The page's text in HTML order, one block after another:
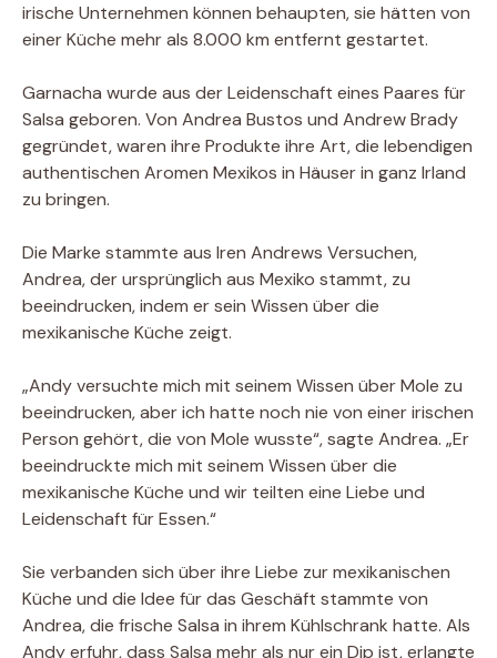
irische Unternehmen können behaupten, sie hätten von
einer Küche mehr als 8.000 km entfernt gestartet.
Garnacha wurde aus der Leidenschaft eines Paares für
Salsa geboren. Von Andrea Bustos und Andrew Brady
gegründet, waren ihre Produkte ihre Art, die lebendigen
authentischen Aromen Mexikos in Häuser in ganz Irland
zu bringen.
Die Marke stammte aus Iren Andrews Versuchen,
Andrea, der ursprünglich aus Mexiko stammt, zu
beeindrucken, indem er sein Wissen über die
mexikanische Küche zeigt.
„Andy versuchte mich mit seinem Wissen über Mole zu
beeindrucken, aber ich hatte noch nie von einer irischen
Person gehört, die von Mole wusste“, sagte Andrea. „Er
beeindruckte mich mit seinem Wissen über die
mexikanische Küche und wir teilten eine Liebe und
Leidenschaft für Essen.“
Sie verbanden sich über ihre Liebe zur mexikanischen
Küche und die Idee für das Geschäft stammte von
Andrea, die frische Salsa in ihrem Kühlschrank hatte. Als
Andy erfuhr, dass Salsa mehr als nur ein Dip ist, erlangte